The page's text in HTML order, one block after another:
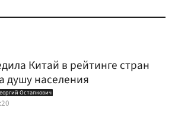
Китай в рейтинге стран
душу населения
Остапкович